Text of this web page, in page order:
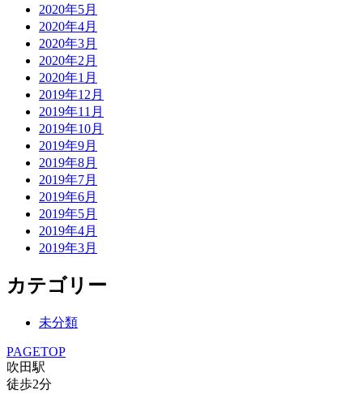
2020年5月
2020年4月
2020年3月
2020年2月
2020年1月
2019年12月
2019年11月
2019年10月
2019年9月
2019年8月
2019年7月
2019年6月
2019年5月
2019年4月
2019年3月
カテゴリー
未分類
PAGETOP
吹田駅
徒歩2分